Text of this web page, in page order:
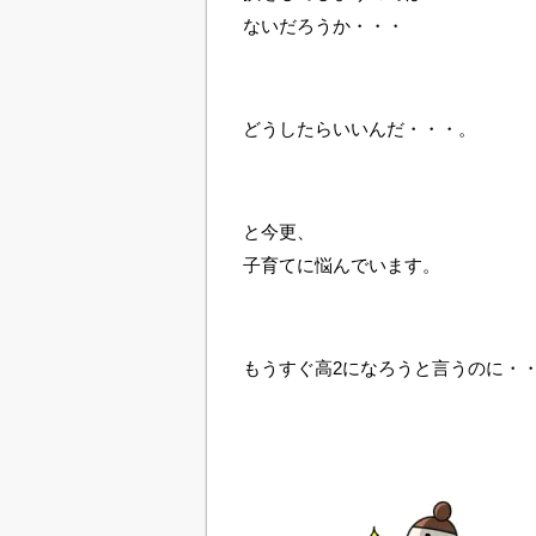
ないだろうか・・・
どうしたらいいんだ・・・。
と今更、
子育てに悩んでいます。
もうすぐ高2になろうと言うのに・